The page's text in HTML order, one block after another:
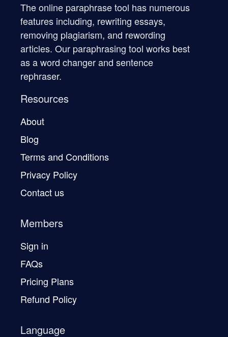
The online paraphrase tool has numerous
features including, rewriting essays,
removing plagiarism, and rewording
articles. Our paraphrasing tool works best
as a word changer and sentence
rephraser.
Resources
About
Blog
Terms and Conditions
Privacy Policy
Contact us
Members
Sign in
FAQs
Pricing Plans
Refund Policy
Language